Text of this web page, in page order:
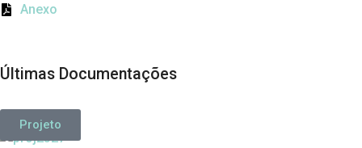
Anexo
Últimas Documentações
Projeto